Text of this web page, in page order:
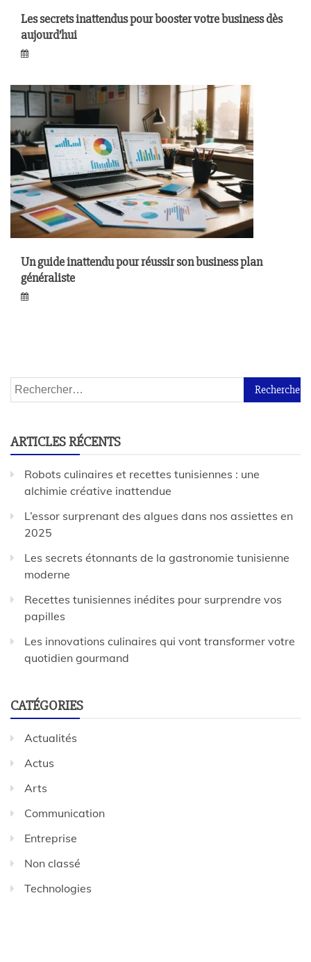
Les secrets inattendus pour booster votre business dès
aujourd’hui
Un guide inattendu pour réussir son business plan
généraliste
ARTICLES RÉCENTS
Robots culinaires et recettes tunisiennes : une
alchimie créative inattendue
L’essor surprenant des algues dans nos assiettes en
2025
Les secrets étonnants de la gastronomie tunisienne
moderne
Recettes tunisiennes inédites pour surprendre vos
papilles
Les innovations culinaires qui vont transformer votre
quotidien gourmand
CATÉGORIES
Actualités
Actus
Arts
Communication
Entreprise
Non classé
Technologies